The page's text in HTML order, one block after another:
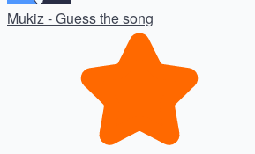
Mukiz - Guess the song